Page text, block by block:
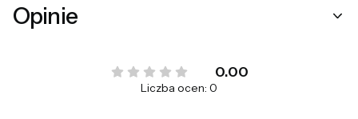
Opinie
0.00
Liczba ocen: 0